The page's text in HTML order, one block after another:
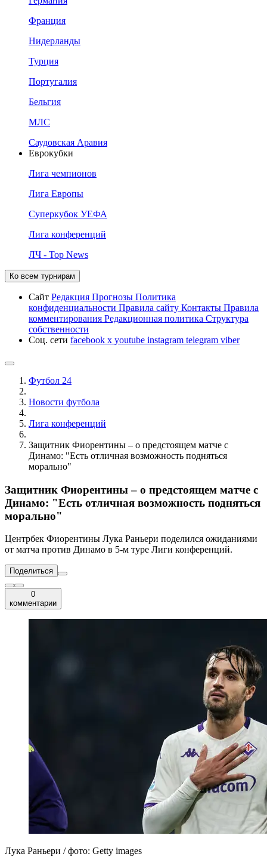
Франция
Нидерланды
Турция
Португалия
Бельгия
МЛС
Саудовская Аравия
Еврокубки
Лига чемпионов
Лига Европы
Суперкубок УЕФА
Лига конференций
ЛЧ - Top News
Ко всем турнирам
Сайт Редакция Прогнозы Политика
конфиденциальности Правила сайту Контакты Правила
комментирования Редакционная политика Структура
собственности
Соц. сети facebook x youtube instagram telegram viber
Футбол 24
Новости футбола
Лига конференций
Защитник Фиорентины – о предстоящем матче с
Динамо: "Есть отличная возможность подняться
морально"
Защитник Фиорентины – о предстоящем матче с
Динамо: "Есть отличная возможность подняться
морально"
Центрбек Фиорентины Лука Раньери поделился ожиданиями
от матча против Динамо в 5-м туре Лиги конференций.
Поделиться
0
комментарии
Лука Раньери / фото: Getty images